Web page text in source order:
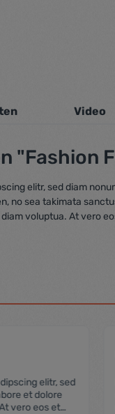
Video
"Fashion
elitr, sed diam
no sea takimata
voluptua. At vero
elitr, sed
et dolore
vero eos et